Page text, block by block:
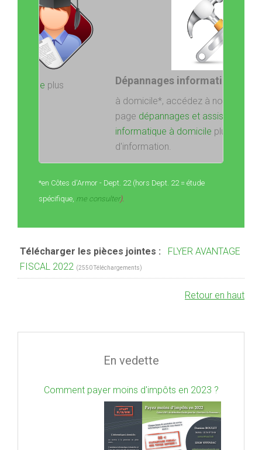
Dépannages informatique
à domicile*, accédez à notre
dépannages et assistance
informatique à domicileplus
*en Côtes d'Armor - Dept. 22 (hors Dept. 22 = étude
spécifique, me consulter).
Télécharger les pièces jointes :
FLYER AVANTAGE
FISCAL 2022 (2550 Téléchargements)
Retour en haut
En vedette
Comment payer moins d'impôts en 2023 ?